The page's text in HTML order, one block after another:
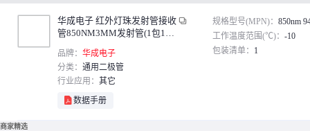
华成电子 红外灯珠发射管接收
管850NM3MM发射管(1包100
品牌： 华成电子
分类： 通用二极管
行业应用： 其它
数据手册
规格型号(MPN)： 850nm
工作温度范围(℃)： -10
包装清单： 1
商家精选